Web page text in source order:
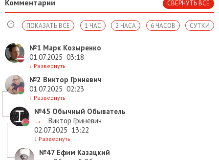
Комментарии СВЕРНУТЬ ВСЕ
СУТКИ
6 ЧАСОВ
2 ЧАСА
1 ЧАС
ПОКАЗАТЬ ВСЕ
№1 Марк Козыренко
01.07.2025 03:18
↓ Развернуть
№2 Виктор Гриневич
01.07.2025 02:23
↓ Развернуть
№45 Обычный Обыватель
→
Виктор Гриневич
02.07.2025 13:22
↓ Развернуть
№47 Ефим Казацкий